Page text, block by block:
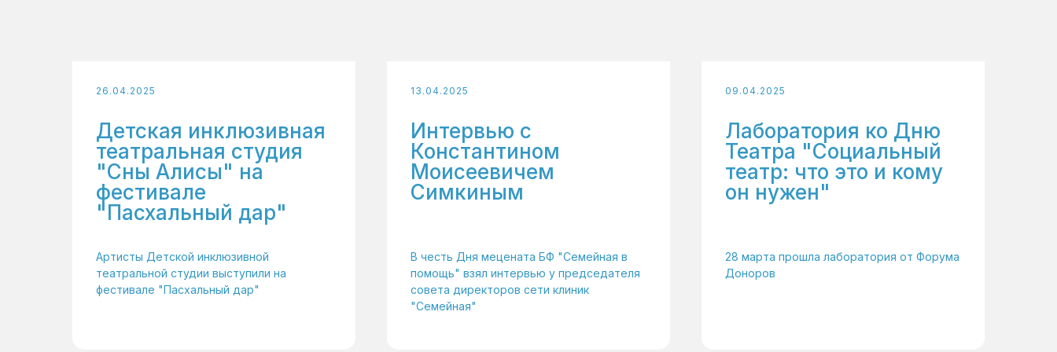
26.04.2025
Детская инклюзивная
театральная студия
"Сны Алисы" на
фестивале
"Пасхальный дар"
Артисты Детской инклюзивной
театральной студии выступили на
фестивале "Пасхальный дар"
13.04.2025
Интервью с
Константином
Моисеевичем
Симкиным
В честь Дня мецената БФ "Семейная в
помощь" взял интервью у председателя
совета директоров сети клиник
"Семейная"
09.04.2025
Лаборатория ко Дню
Театра "Социальный
театр: что это и кому
он нужен"
28 марта прошла лаборатория от Форума
Доноров